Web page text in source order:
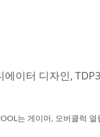
이터 디자인,
는 게이머, 오버클럭 열